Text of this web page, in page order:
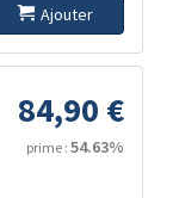
Ajouter
84,90 €
prime : 54.63%